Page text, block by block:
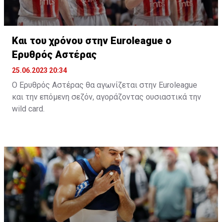
Και του χρόνου στην Euroleague ο
Ερυθρός Αστέρας
25.06.2023 20:34
Ο Ερυθρός Αστέρας θα αγωνίζεται στην Euroleague
και την επόμενη σεζόν, αγοράζοντας ουσιαστικά την
wild card.
την συμμετοχή της και την νέα σεζόν στην Euroleague.
Η παρουσία της Παρτιζάν, ως κατόχου της Αδριατικής
Λίγκας ήταν δεδομένη, με τον Ερυθρό Αστέρα,
σύμφωνα με το δημοσίευμα, να πληρώνει στη
διοργάνωση 500.000 ευρώ και να εξασφαλίζει την
συμμετοχή της και την επόμενη περίοδο.
Το μόνο που μένει είναι να ανακοινωθεί και επίσημα,